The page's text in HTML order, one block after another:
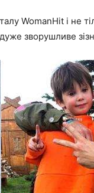
WomanHit і не
зворушливе